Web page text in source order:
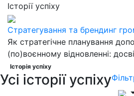
Історії успіху
Стратегування та брендинг
Як стратегічне планування
(по)воєнному відновленні:
Історія успіху
Усі історії успіху